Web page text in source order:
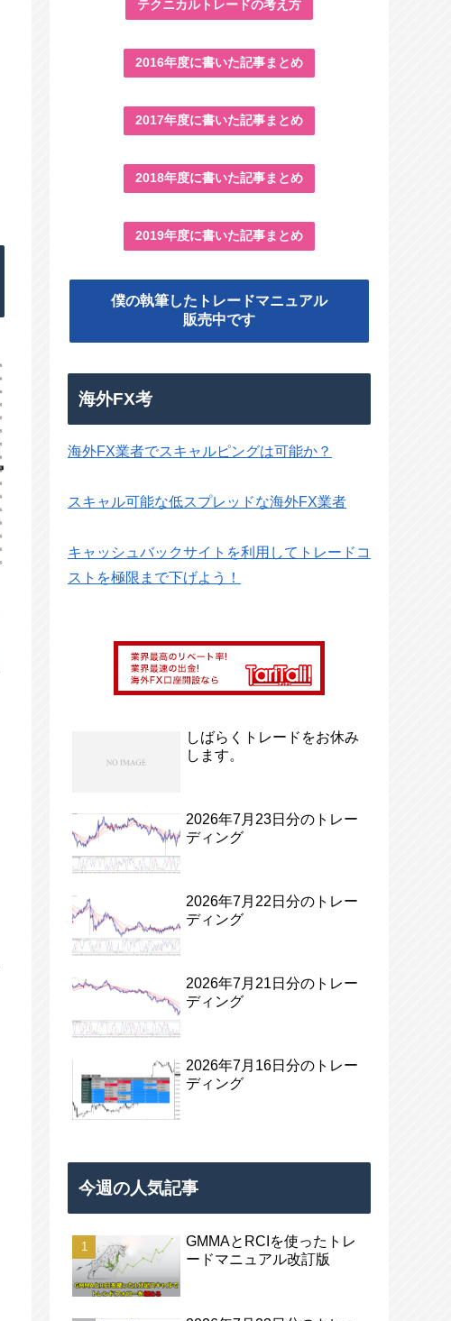
テクニカルトレードの考え方
2016年度に書いた記事まとめ
2017年度に書いた記事まとめ
2018年度に書いた記事まとめ
2019年度に書いた記事まとめ
僕の執筆したトレードマニュアル
販売中です
海外FX考
海外FX業者でスキャルピングは可能か？
スキャル可能な低スプレッドな海外FX業者
キャッシュバックサイトを利用してトレードコ
ストを極限まで下げよう！
しばらくトレードをお休み
します。
2026年7月23日分のトレー
ディング
2026年7月22日分のトレー
ディング
2026年7月21日分のトレー
ディング
2026年7月16日分のトレー
ディング
今週の人気記事
GMMAとRCIを使ったトレ
ードマニュアル改訂版